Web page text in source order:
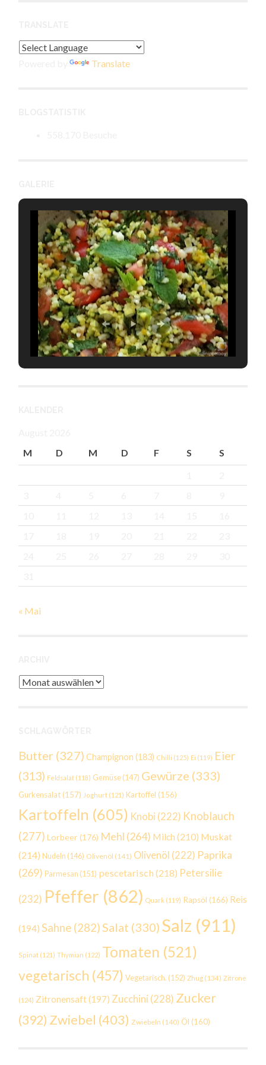
Powered by Translate
M
D M D F S
S
« Mai
Archiv
Butter (327) Champignon (183) Chilli (125) Ei (119) Eier
(313) Feldsalat (118) Gemüse (147) Gewürze (333)
Gurkensalat (157) Joghurt (121) Kartoffel (156)
Kartoffeln (605) Knobi (222) Knoblauch
(277) Lorbeer (176) Mehl (264) Milch (210) Muskat
(214) Nudeln (146) Olivenöl (141) Olivenöl (222) Paprika
(269) Parmesan (151) pescetarisch (218) Petersilie
(232) Pfeffer (862) Quark (119) Rapsöl (166) Reis
(194) Sahne (282)Salat (330) Salz (911)
Spinat (121) Thymian (122) Tomaten (521)
vegetarisch (457) Vegetarisch. (152) Zhug (134) Zitrone
(124) Zitronensaft(197) Zucchini (228) Zucker
(392) Zwiebel (403) Zwiebeln (140) Öl (160)